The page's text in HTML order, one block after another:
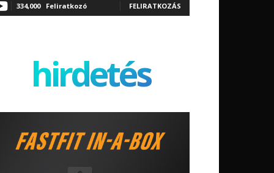
334,000 Feliratkozó FELIRATKOZÁS
hirdetés